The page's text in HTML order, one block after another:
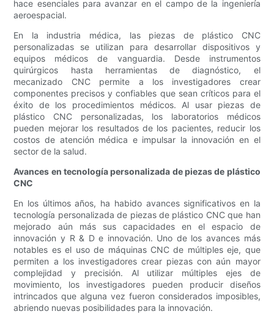
hace esenciales para avanzar en el campo de la ingeniería
aeroespacial.
En la industria médica, las piezas de plástico CNC
personalizadas se utilizan para desarrollar dispositivos y
equipos médicos de vanguardia. Desde instrumentos
quirúrgicos hasta herramientas de diagnóstico, el
mecanizado CNC permite a los investigadores crear
componentes precisos y confiables que sean críticos para el
éxito de los procedimientos médicos. Al usar piezas de
plástico CNC personalizadas, los laboratorios médicos
pueden mejorar los resultados de los pacientes, reducir los
costos de atención médica e impulsar la innovación en el
sector de la salud.
Avances en tecnología personalizada de piezas de plástico
CNC
En los últimos años, ha habido avances significativos en la
tecnología personalizada de piezas de plástico CNC que han
mejorado aún más sus capacidades en el espacio de
innovación y R & D e innovación. Uno de los avances más
notables es el uso de máquinas CNC de múltiples eje, que
permiten a los investigadores crear piezas con aún mayor
complejidad y precisión. Al utilizar múltiples ejes de
movimiento, los investigadores pueden producir diseños
intrincados que alguna vez fueron considerados imposibles,
abriendo nuevas posibilidades para la innovación.